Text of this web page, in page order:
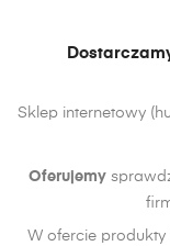
Sklep internetowy
Oferujemy
W ofercie produkty